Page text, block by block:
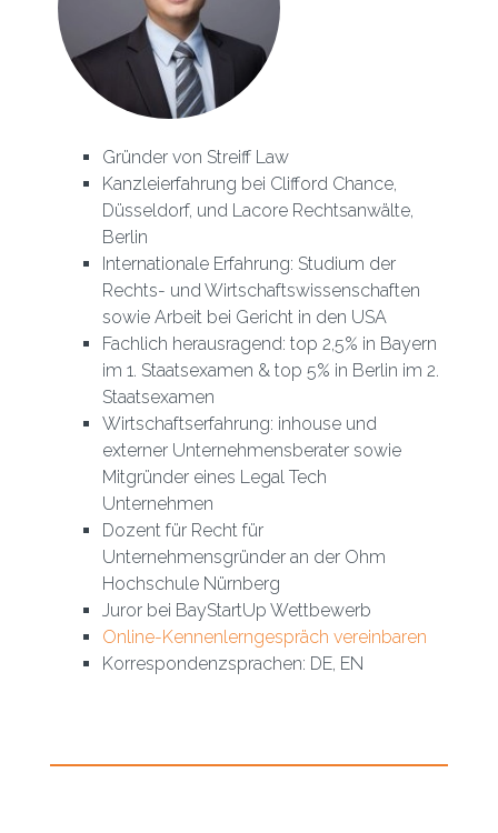
Gründer von Streiff Law
Kanzleierfahrung bei Clifford Chance,
Düsseldorf, und Lacore Rechtsanwälte,
Berlin
Internationale Erfahrung: Studium der
Rechts- und Wirtschaftswissenschaften
sowie Arbeit bei Gericht in den USA
Fachlich herausragend: top 2,5% in Bayern
im 1. Staatsexamen & top 5% in Berlin im 2.
Staatsexamen
Wirtschaftserfahrung: inhouse und
externer Unternehmensberater sowie
Mitgründer eines Legal Tech
Unternehmen
Dozent für Recht für
Unternehmensgründer an der Ohm
Hochschule Nürnberg
Juror bei BayStartUp Wettbewerb
Online-Kennenlerngespräch vereinbaren
Korrespondenzsprachen: DE, EN